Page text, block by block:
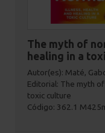
The myth of
healing in a
Autor(es): Maté,
Editorial: The myth
toxic culture
Código: 362.1